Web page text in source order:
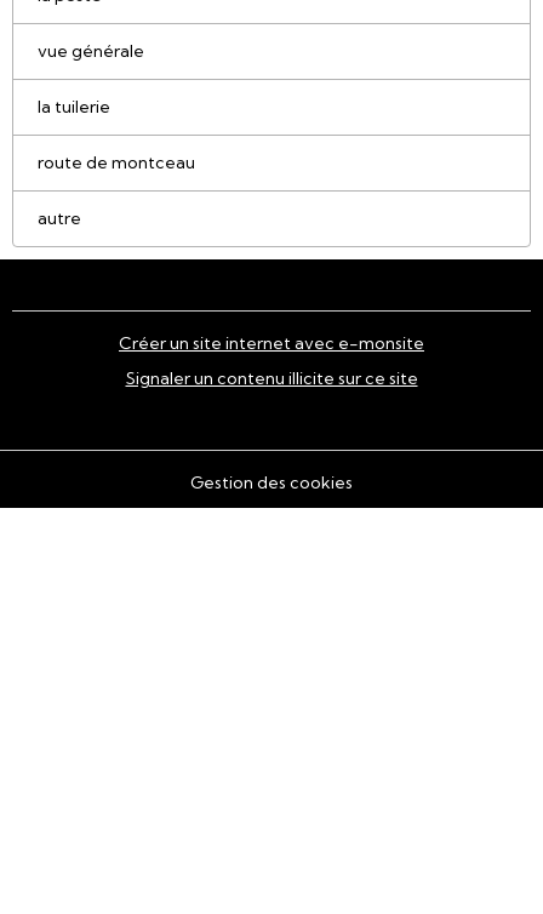
vue générale
la tuilerie
route de montceau
autre
Créer un site internet avec e-monsite
Signaler un contenu illicite sur ce site
Gestion des cookies